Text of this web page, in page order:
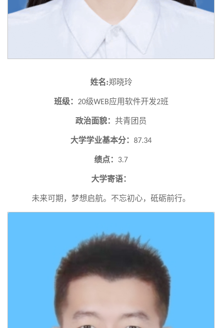
姓名:郑晓玲
班级： 20级WEB应用软件开发2班
政治面貌： 共青团员
大学学业基本分： 87.34
绩点： 3.7
大学寄语：
未来可期，梦想启航。不忘初心，砥砺前行。